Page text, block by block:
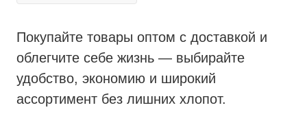
Покупайте товары оптом с доставкой и
облегчите себе жизнь — выбирайте
удобство, экономию и широкий
ассортимент без лишних хлопот.